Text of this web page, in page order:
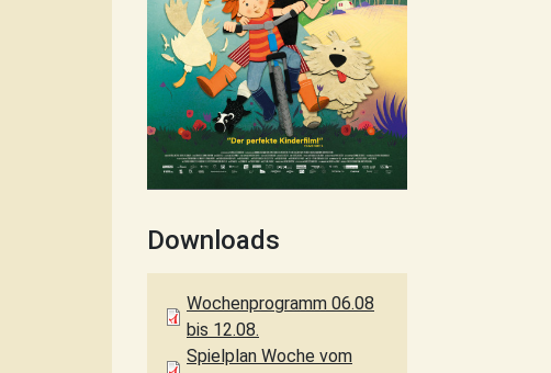
Downloads
Wochenprogramm 06.08
bis 12.08.
Spielplan Woche vom